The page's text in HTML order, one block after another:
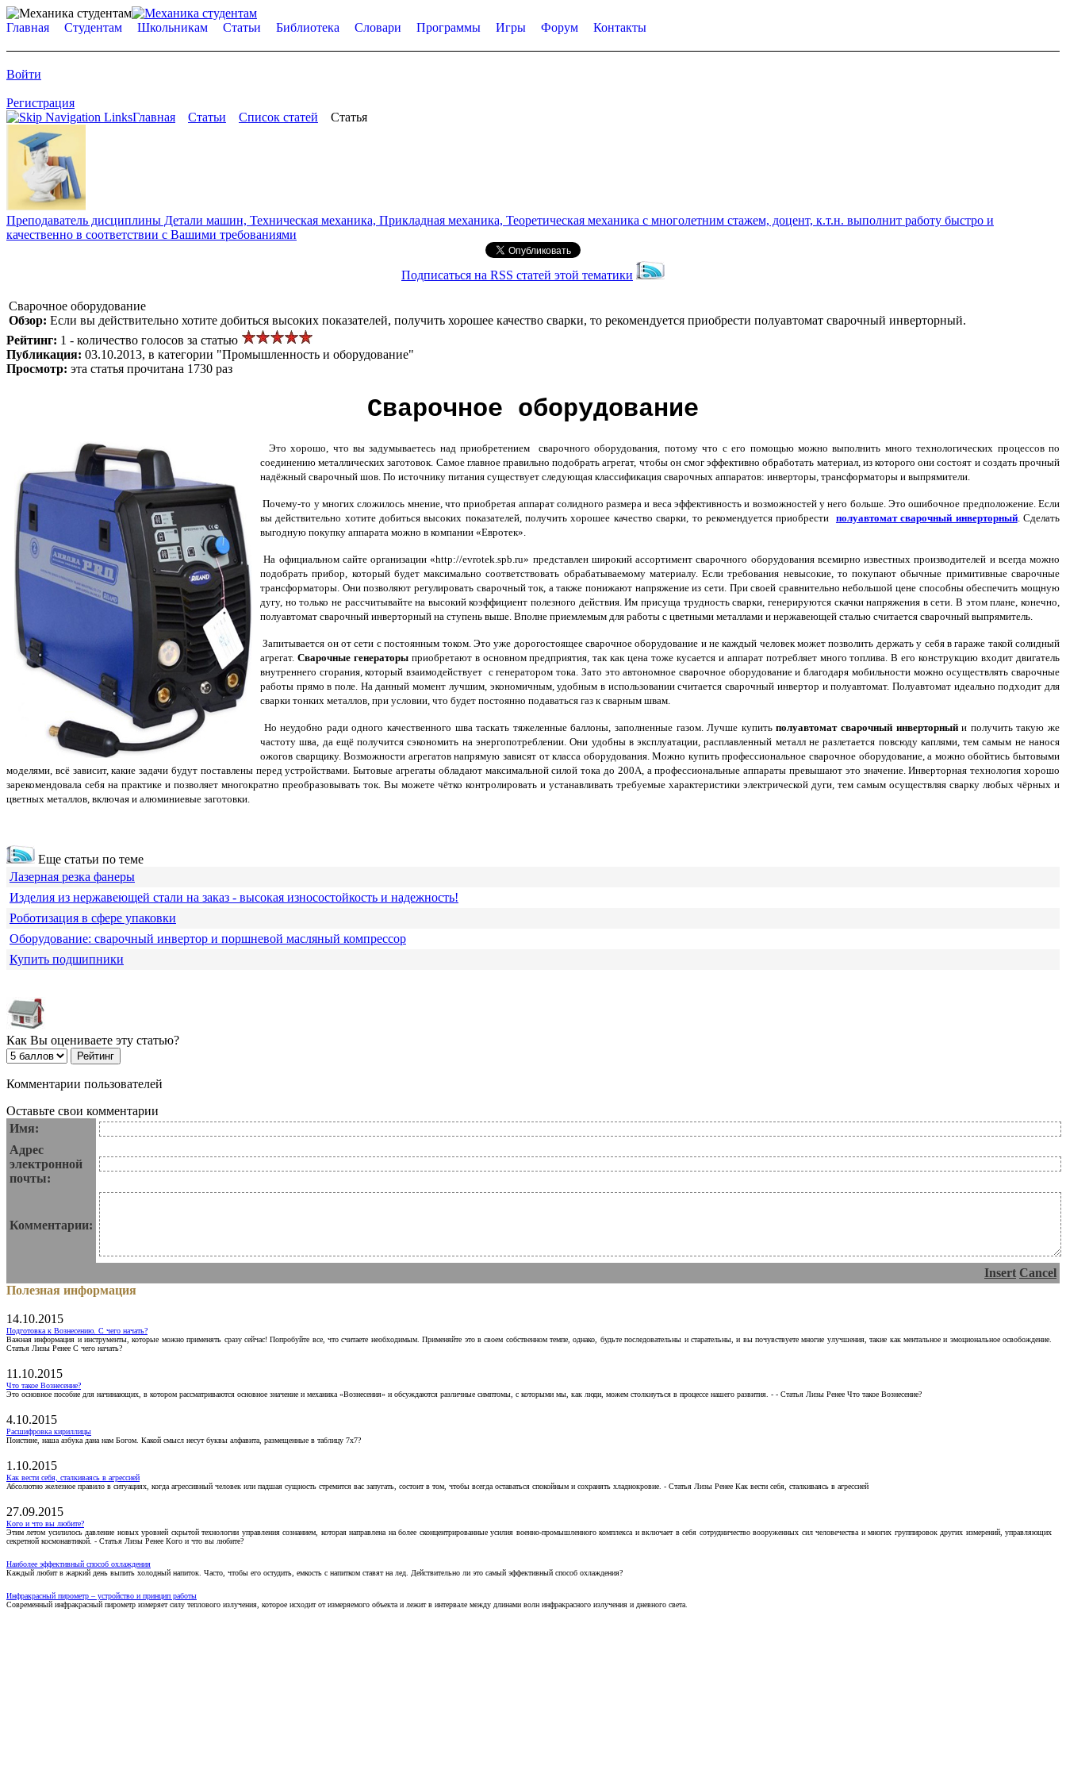
Главная Студентам Школьникам Статьи Библиотека Словари Программы Игры Форум Контакты
Войти
Регистрация
Главная
Статьи Список статей Статья
Преподаватель дисциплины Детали машин, Техническая механика, Прикладная механика, Теоретическая механика с многолетним стажем, доцент, к.т.н. выполнит работу быстро и
качественно в соответствии с Вашими требованиями
Подписаться на RSS статей этой тематики
Сварочное оборудование
Обзор: Если вы действительно хотите добиться высоких показателей, получить хорошее качество сварки, то рекомендуется приобрести полуавтомат сварочный инверторный.
Рейтинг: 1 - количество голосов за статью
Публикация: 03.10.2013, в категории "Промышленность и оборудование"
Просмотр: эта статья прочитана 1730 раз
Сварочное оборудование
Это хорошо, что вы задумываетесь над приобретением сварочного оборудования, потому что с его помощью можно выполнить много технологических процессов по
соединению металлических заготовок. Самое главное правильно подобрать агрегат, чтобы он смог эффективно обработать материал, из которого они состоят и создать прочный
надёжный сварочный шов. По источнику питания существует следующая классификация сварочных аппаратов: инверторы, трансформаторы и выпрямители.
Почему-то у многих сложилось мнение, что приобретая аппарат солидного размера и веса эффективность и возможностей у него больше. Это ошибочное предположение. Если
вы действительно хотите добиться высоких показателей, получить хорошее качество сварки, то рекомендуется приобрести полуавтомат сварочный инверторный. Сделать
выгодную покупку аппарата можно в компании «Евротек».
На официальном сайте организации «http://evrotek.spb.ru» представлен широкий ассортимент сварочного оборудования всемирно известных производителей и всегда можно
подобрать прибор, который будет максимально соответствовать обрабатываемому материалу. Если требования невысокие, то покупают обычные примитивные сварочные
трансформаторы. Они позволяют регулировать сварочный ток, а также понижают напряжение из сети. При своей сравнительно небольшой цене способны обеспечить мощную
дугу, но только не рассчитывайте на высокий коэффициент полезного действия. Им присуща трудность сварки, генерируются скачки напряжения в сети. В этом плане, конечно,
полуавтомат сварочный инверторный на ступень выше. Вполне приемлемым для работы с цветными металлами и нержавеющей сталью считается сварочный выпрямитель.
Запитывается он от сети с постоянным током. Это уже дорогостоящее сварочное оборудование и не каждый человек может позволить держать у себя в гараже такой солидный
агрегат. Сварочные генераторыприобретают в основном предприятия, так как цена тоже кусается и аппарат потребляет много топлива. В его конструкцию входит двигатель
внутреннего сгорания, который взаимодействует с генератором тока. Зато это автономное сварочное оборудование и благодаря мобильности можно осуществлять сварочные
работы прямо в поле. На данный момент лучшим, экономичным, удобным в использовании считается сварочный инвертор и полуавтомат. Полуавтомат идеально подходит для
сварки тонких металлов, при условии, что будет постоянно подаваться газ к сварным швам.
Но неудобно ради одного качественного шва таскать тяжеленные баллоны, заполненные газом. Лучше купитьполуавтомат сварочный инверторныйи получить такую же
частоту шва, да ещё получится сэкономить на энергопотреблении. Они удобны в эксплуатации, расплавленный металл не разлетается повсюду каплями, тем самым не нанося
ожогов сварщику. Возможности агрегатов напрямую зависят от класса оборудования. Можно купить профессиональное сварочное оборудование, а можно обойтись бытовыми
моделями, всё зависит, какие задачи будут поставлены перед устройствами. Бытовые агрегаты обладают максимальной силой тока до 200А, а профессиональные аппараты превышают это значение. Инверторная технология хорошо
зарекомендовала себя на практике и позволяет многократно преобразовывать ток. Вы можете чётко контролировать и устанавливать требуемые характеристики электрической дуги, тем самым осуществляя сварку любых чёрных и
цветных металлов, включая и алюминиевые заготовки.
Еще статьи по теме
Лазерная резка фанеры
Изделия из нержавеющей стали на заказ - высокая износостойкость и надежность!
Роботизация в сфере упаковки
Оборудование: сварочный инвертор и поршневой масляный компрессор
Купить подшипники
Как Вы оцениваете эту статью?
Комментарии пользователей
Оставьте свои комментарии
Имя:
Адрес
электронной
почты:
Комментарии:
Insert Cancel
Полезная информация
14.10.2015
Подготовка к Вознесению. С чего начать?
Важная информация и инструменты, которые можно применять сразу сейчас! Попробуйте все, что считаете необходимым. Применяйте это в своем собственном темпе, однако, будьте последовательны и старательны, и вы почувствуете многие улучшения, такие как ментальное и эмоциональное освобождение.
Статья Лизы Ренее С чего начать?
11.10.2015
Что такое Вознесение?
Это основное пособие для начинающих, в котором рассматриваются основное значение и механика «Вознесения» и обсуждаются различные симптомы, с которыми мы, как люди, можем столкнуться в процессе нашего развития. - - Статья Лизы Ренее Что такое Вознесение?
4.10.2015
Расшифровка кириллицы
Поистине, наша азбука дана нам Богом. Какой смысл несут буквы алфавита, размещенные в таблицу 7х7?
1.10.2015
Как вести себя, сталкиваясь в агрессией
Абсолютно железное правило в ситуациях, когда агрессивный человек или падшая сущность стремится вас запугать, состоит в том, чтобы всегда оставаться спокойным и сохранять хладнокровие. - Статья Лизы Ренее Как вести себя, сталкиваясь в агрессией
27.09.2015
Кого и что вы любите?
Этим летом усилилось давление новых уровней скрытой технологии управления сознанием, которая направлена на более сконцентрированные усилия военно-промышленного комплекса и включает в себя сотрудничество вооруженных сил человечества и многих группировок других измерений, управляющих
секретной космонавтикой. - Статья Лизы Ренее Кого и что вы любите?
Наиболее эффективный способ охлаждения
Каждый любит в жаркий день выпить холодный напиток. Часто, чтобы его остудить, емкость с напитком ставят на лед. Действительно ли это самый эффективный способ охлаждения?
Инфракрасный пирометр – устройство и принцип работы
Современный инфракрасный пирометр измеряет силу теплового излучения, которое исходит от измеряемого объекта и лежит в интервале между длинами волн инфракрасного излучения и дневного света.